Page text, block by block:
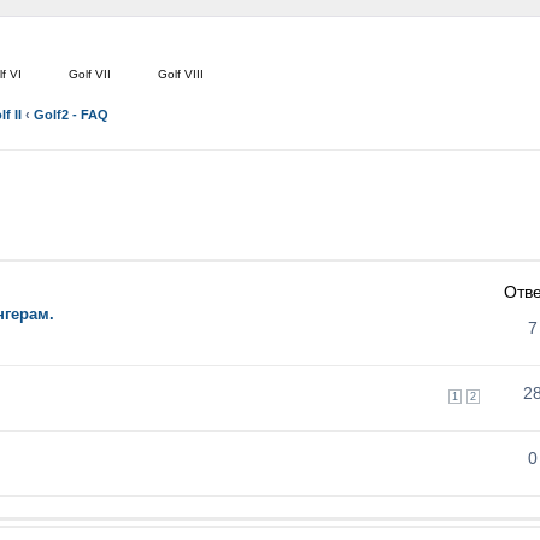
VI Golf VII Golf VIII
II ‹ Golf2 - FAQ
7
1 2 28
0